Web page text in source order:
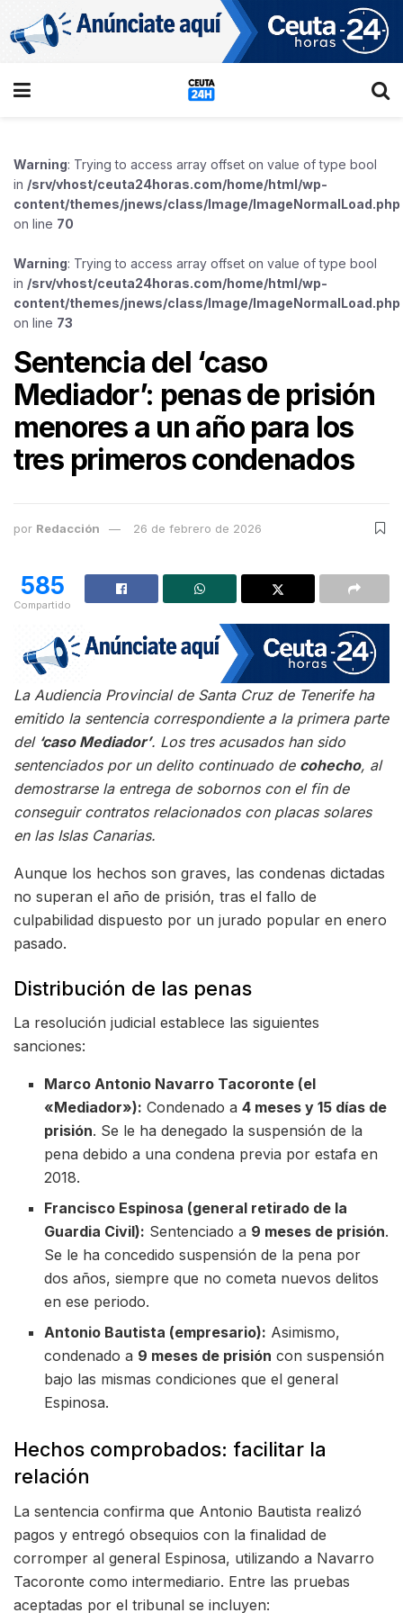
Warning: Trying to access array offset on value of type bool
in /srv/vhost/ceuta24horas.com/home/html/wp-
content/themes/jnews/class/Image/ImageNormalLoad.php
on line 70
Warning: Trying to access array offset on value of type bool
in /srv/vhost/ceuta24horas.com/home/html/wp-
content/themes/jnews/class/Image/ImageNormalLoad.php
on line 73
Sentencia del ‘caso
Mediador’: penas de prisión
menores a un año para los
tres primeros condenados
por Redacción 26 de febrero de 2026
585
Compartido
La Audiencia Provincial de Santa Cruz de Tenerife ha
emitido la sentencia correspondiente a la primera parte
del ‘caso Mediador’. Los tres acusados han sido
sentenciados por un delito continuado de cohecho, al
demostrarse la entrega de sobornos con el fin de
conseguir contratos relacionados con placas solares
en las Islas Canarias.
Aunque los hechos son graves, las condenas dictadas
no superan el año de prisión, tras el fallo de
culpabilidad dispuesto por un jurado popular en enero
pasado.
Distribución de las penas
La resolución judicial establece las siguientes
sanciones:
Marco Antonio Navarro Tacoronte (el
«Mediador»): Condenado a4 meses y 15 días de
prisión. Se le ha denegado la suspensión de la
pena debido a una condena previa por estafa en
2018.
Francisco Espinosa (general retirado de la
Guardia Civil): Sentenciado a 9 meses de prisión.
Se le ha concedido suspensión de la pena por
dos años, siempre que no cometa nuevos delitos
en ese periodo.
Antonio Bautista (empresario): Asimismo,
condenado a 9 meses de prisión con suspensión
bajo las mismas condiciones que el general
Espinosa.
Hechos comprobados: facilitar la
relación
La sentencia confirma que Antonio Bautista realizó
pagos y entregó obsequios con la finalidad de
corromper al general Espinosa, utilizando a Navarro
Tacoronte como intermediario. Entre las pruebas
aceptadas por el tribunal se incluyen: